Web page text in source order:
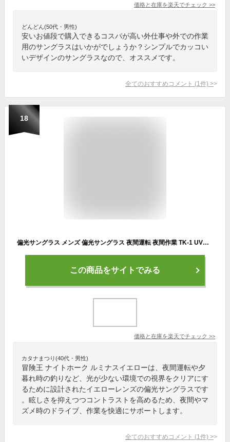
価格と在庫を楽天でチェック >>
どんどん(50代・男性)
安いお値段で購入できるコスパが高い外仕事や外での作業
用のサングラスはいかがでしょうか？シンプルでカッコい
いデザインのサングラスなので、オススメです。
全てのおすすめコメント (1 件) >
18
偏光サングラス メンズ 偏光サングラス 夜間運転 夜間作業 TK-1 UVカット ドライブ 運転 釣り 夜釣り アウトドア イエローレンズ 冒険王 朝 夜 マズメ時 夕方
この商品をサイトでみる
価格と在庫を楽天でチェック >>
カタナまつり(40代・男性)
冒険王 ナイトホーク ルミナスイエローは、夜間運転や夕
暮れ時の釣りなど、光が少ない環境での視界をクリアにす
るために設計されたイエローレンズの偏光サングラスです
。眩しさを抑えつつコントラストを高めるため、夜間やマ
ズメ時のドライブ、作業を快適にサポートします。
全てのおすすめコメント (1 件) >